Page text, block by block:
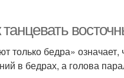
танцевать
только бедра»
в бедрах, а голова